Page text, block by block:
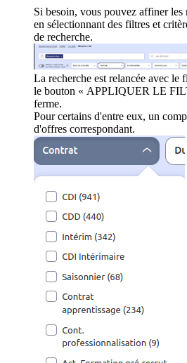
Si besoin, vous pouvez affiner les
en sélectionnant des filtres et
de recherche.
La recherche est relancée avec le
le bouton « APPLIQUER LE
ferme.
Pour certains d'entre eux, un
d'offres correspondant.